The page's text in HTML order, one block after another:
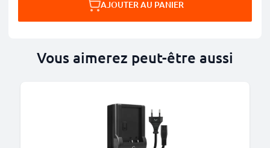
AJOUTER AU PANIER
Vous aimerez peut-être aussi